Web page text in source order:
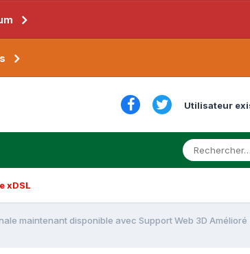
Utilisateur
xDSL
maintenant disponible avec Support Web 3D Amélioré